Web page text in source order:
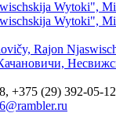
Rajon
+375 (29) 392-05-12